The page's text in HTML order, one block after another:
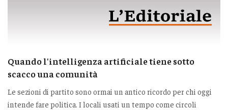
Quando l'intelligenza artificiale tiene sotto
scacco una comunità
Le sezioni di partito sono ormai un antico ricordo per chi oggi
intende fare politica. I locali usati un tempo come circoli